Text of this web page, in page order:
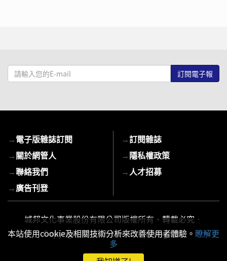
請
輸
mail
→電子版雜誌訂閱
→關於網管人
→聯絡我們
→廣告刊登
→訂閱雜誌
→隱私權政策
→ 人才招募
城邦文化事業股份有限公司版權所有、轉載必究．
Copyright © 2026 Cite Publishing Ltd.
本站使用cookie及相關技術分析來改善使用者體驗。 瞭解更
多